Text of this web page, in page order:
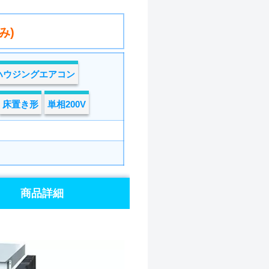
)
ウジングエアコン
床置き形 単相200V
商品詳細